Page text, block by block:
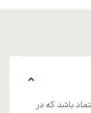
باشد که در